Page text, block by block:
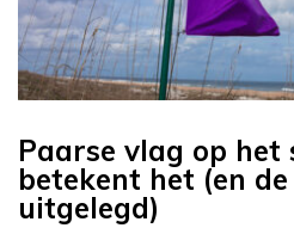
Paarse vlag op
betekent het (en
uitgelegd)